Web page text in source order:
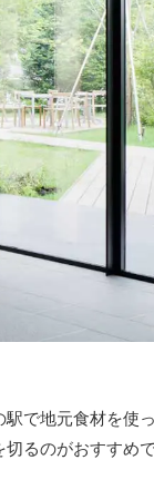
駅で地元食材を使
切るのがおすすめ